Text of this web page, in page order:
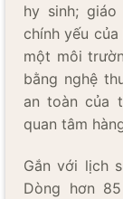
hy sinh;
chính yếu
một môi
bằng nghệ
an toàn của
quan tâm
Gắn với lịch
Dòng hơn